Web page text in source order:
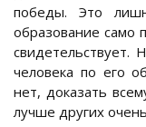
победы. Это
образование само
свидетельствует.
человека по его
нет, доказать
лучше других